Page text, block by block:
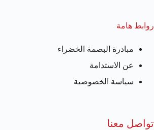
روابط هامة
مبادرة البصمة الخضراء
عن الاستدامة
سياسة الخصوصية
تواصل معنا